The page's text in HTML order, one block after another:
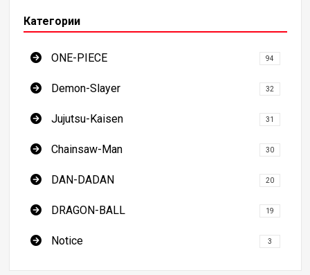
Категории
ONE-PIECE 94
Demon-Slayer 32
Jujutsu-Kaisen 31
Chainsaw-Man 30
DAN-DADAN 20
DRAGON-BALL 19
Notice 3